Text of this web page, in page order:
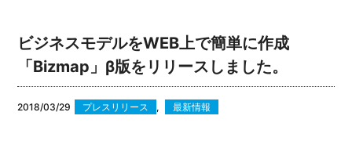
ビジネスモデルをWEB上で簡単に作成
「Bizmap」β版をリリースしました。
2018/03/29 プレスリリース , 最新情報